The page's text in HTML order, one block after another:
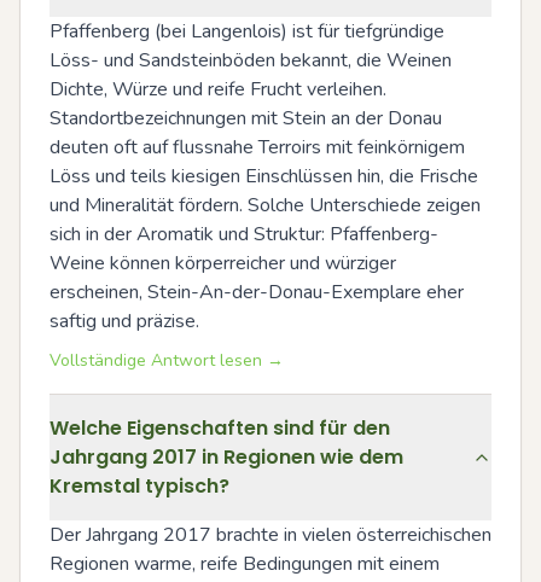
Pfaffenberg (bei Langenlois) ist für tiefgründige
Löss- und Sandsteinböden bekannt, die Weinen
Dichte, Würze und reife Frucht verleihen.
Standortbezeichnungen mit Stein an der Donau
deuten oft auf flussnahe Terroirs mit feinkörnigem
Löss und teils kiesigen Einschlüssen hin, die Frische
und Mineralität fördern. Solche Unterschiede zeigen
sich in der Aromatik und Struktur: Pfaffenberg-
Weine können körperreicher und würziger
erscheinen, Stein-An-der-Donau-Exemplare eher
saftig und präzise.
Vollständige Antwort lesen →
Welche Eigenschaften sind für den
Jahrgang 2017 in Regionen wie dem
Kremstal typisch?
Der Jahrgang 2017 brachte in vielen österreichischen
Regionen warme, reife Bedingungen mit einem